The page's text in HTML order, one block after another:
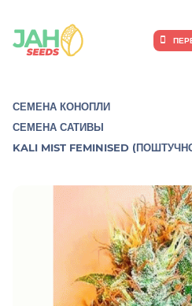
СЕМЕНА КОНОПЛИ
СЕМЕНА САТИВЫ
KALI MIST FEMINISED